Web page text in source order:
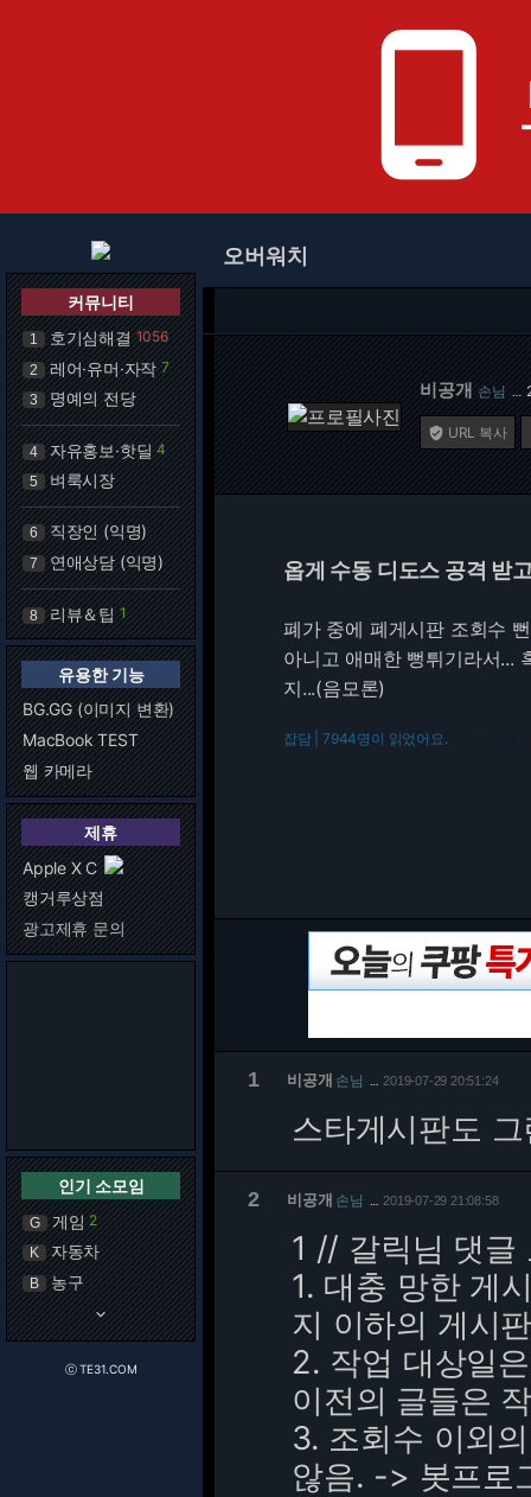
phone_android
커뮤니티
1 호기심해결 1056
2 레어·유머·자작 7
3 명예의 전당
4 자유홍보·핫딜 4
5 벼룩시장
6 직장인 (익명)
7 연애상담 (익명)
8 리뷰＆팁 1
유용한 기능
BG.GG (이미지 변환)
MacBook TEST
웹 카메라
제휴
Apple X C
캥거루상점
광고제휴 문의
인기 소모임
G 게임 2
K 자동차
B 농구
keyboard_arrow_down
ⓒ TE31.COM
오버워치
비공개 손님 …
 URL 복사
옵게 수동 디도스 공격 받
폐가 중에 폐게시판 조회수
아니고 애매한 뻥튀기라서...
지...(음모론)
잡담 | 7944명이 읽었어요.
1 비공개 손님 2019-07-29 20:51:24
스타게시판도
2 비공개 손님 2019-07-29 21:08:58
1 // 갈릭님 댓글
1. 대충 망한 게
지 이하의 게시
2. 작업 대상일
이전의 글들은
3. 조회수 이외
않음. -> 봇프로